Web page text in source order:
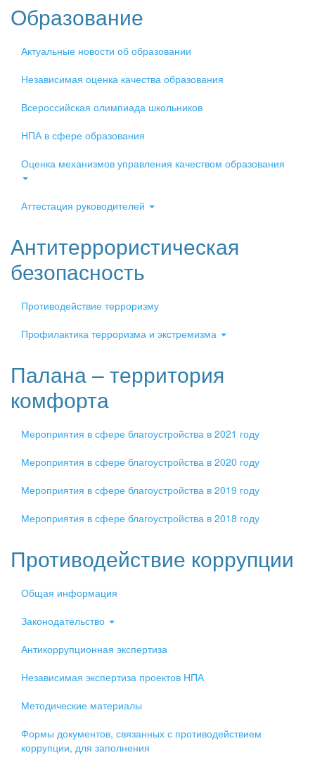
Образование
Актуальные новости об образовании
Независимая оценка качества образования
Всероссийская олимпиада школьников
НПА в сфере образования
Оценка механизмов управления качеством образования
Аттестация руководителей
Антитеррористическая
безопасность
Противодействие терроризму
Профилактика терроризма и экстремизма
Палана – территория
комфорта
Мероприятия в сфере благоустройства в 2021 году
Мероприятия в сфере благоустройства в 2020 году
Мероприятия в сфере благоустройства в 2019 году
Мероприятия в сфере благоустройства в 2018 году
Противодействие коррупции
Общая информация
Законодательство
Антикоррупционная экспертиза
Независимая экспертиза проектов НПА
Методические материалы
Формы документов, связанных с противодействием
коррупции, для заполнения